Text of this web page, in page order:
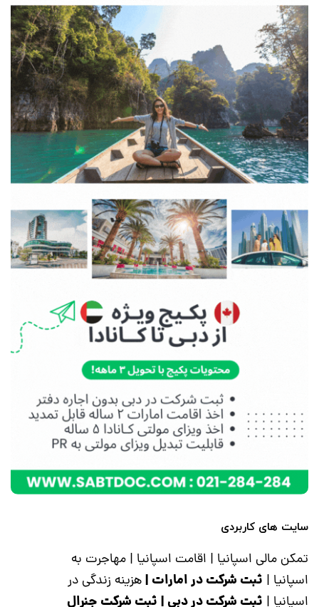
سایت های کاربردی
تمکن مالی اسپانیا | اقامت اسپانیا | مهاجرت به
اسپانیا | ثبت شرکت در امارات |هزینه زندگی در
اسپانیا | ثبت شرکت در دبی | ثبت شرکت جنرال